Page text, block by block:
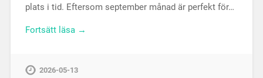
plats i tid. Eftersom september månad är perfekt för…
Fortsätt läsa →
2026-05-13